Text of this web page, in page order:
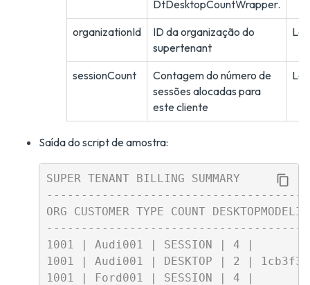
DtDesktopCountWrapper.
organizationId
ID da organização do
supertenant
sessionCount
Contagem do número de
sessões alocadas para
este cliente
Saída do script de amostra:
SUPER TENANT BILLING SUMMARY
ORG CUSTOMER TYPE COUNT DESKTOPMODELID
1001 | Audi001 | SESSION | 4 |
1001 | Audi001 | DESKTOP | 2 |
1001 | Ford001 | SESSION | 4 |